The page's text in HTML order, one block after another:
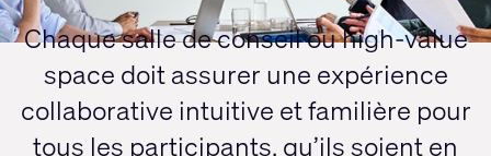
Chaque salle de conseil ou high-value
space doit assurer une expérience
collaborative intuitive et familière pour
tous les participants, qu’ils soient en